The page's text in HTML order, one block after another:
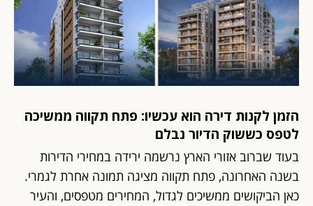
הזמן לקנות דירה הוא עכשיו: פתח תקווה ממשיכה
לטפס כששוק הדיור נבלם
בעוד שברוב אזורי הארץ נרשמה ירידה במחירי הדירות
בשנה האחרונה, פתח תקווה מציגה תמונה אחרת לגמרי.
כאן הביקושים ממשיכים לגדול, המחירים מטפסים, והעיר